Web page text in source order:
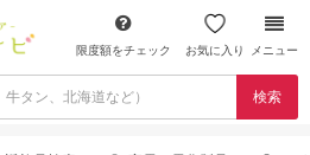
限度額をチェック お気に入り メニュー
検索